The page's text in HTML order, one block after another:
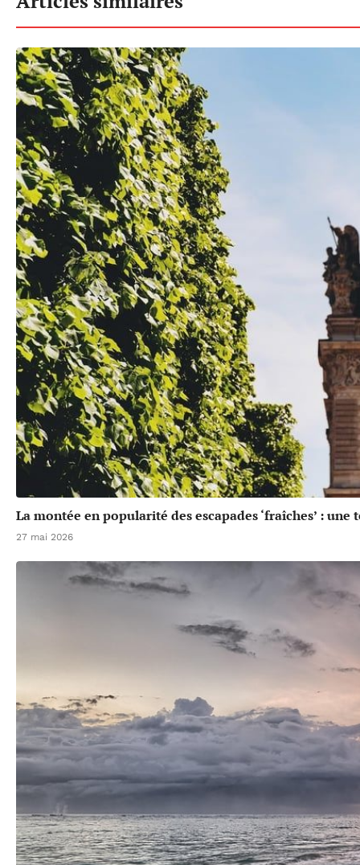
La montée en popularité des escapades ‘fraîches’ :
27 mai 2026